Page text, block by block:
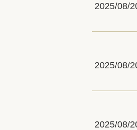
2025/08/
2025/08/
2025/08/